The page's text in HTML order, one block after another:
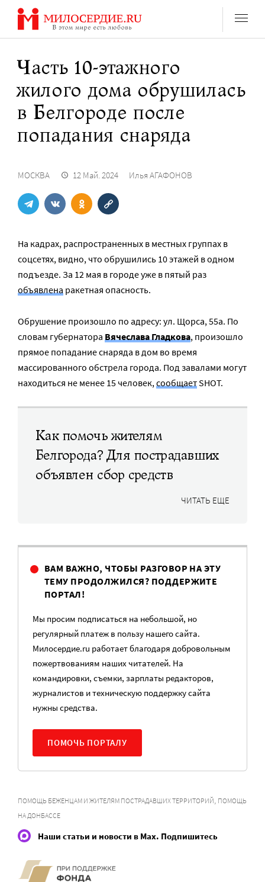
Перейти
содержанию
Часть 10-этажного
жилого дома обрушилась
в Белгороде после
попадания снаряда
МОСКВА 12 Май. 2024 Илья АГАФОНОВ
На кадрах, распространенных в местных группах в
соцсетях, видно, что обрушились 10 этажей в одном
подъезде. За 12 мая в городе уже в пятый раз
объявлена ракетная опасность.
Обрушение произошло по адресу: ул. Щорса, 55а. По
словам губернатора Вячеслава Гладкова, произошло
прямое попадание снаряда в дом во время
массированного обстрела города. Под завалами могут
находиться не менее 15 человек,сообщаетSHOT.
Как помочь жителям
Белгорода? Для пострадавших
объявлен сбор средств
ЧИТАТЬ ЕЩЕ
ВАМ ВАЖНО, ЧТОБЫ РАЗГОВОР НА ЭТУ
ТЕМУ ПРОДОЛЖИЛСЯ? ПОДДЕРЖИТЕ
ПОРТАЛ!
Мы просим подписаться на небольшой, но
регулярный платеж в пользу нашего сайта.
Милосердие.ru работает благодаря добровольным
пожертвованиям наших читателей. На
командировки, съемки, зарплаты редакторов,
журналистов и техническую поддержку сайта
нужны средства.
ПОМОЧЬ ПОРТАЛУ
ПОМОЩЬ БЕЖЕНЦАМ И ЖИТЕЛЯМ ПОСТРАДАВШИХ ТЕРРИТОРИЙ, ПОМОЩЬ
НА ДОНБАССЕ
Наши статьи и новости в Max. Подпишитесь